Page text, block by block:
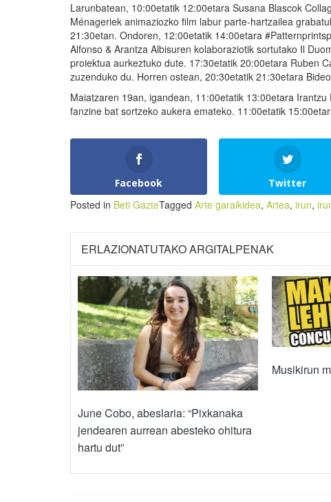
Larunbatean, 10:00etatik 12:00etara Susana Blascok
Ménageriek animaziozko film labur parte-hartzailea
21:30etan. Ondoren, 12:00etatik 14:00etara
Alfonso & Arantza Albisuren kolaboraziotik sortutako Il
proiektua aurkeztuko dute. 17:30etatik 20:00etara Ruben
zuzenduko du. Horren ostean, 20:30etatik 21:30etara
Maiatzaren 19an, igandean, 11:00etatik 13:00etara
fanzine bat sortzeko aukera emateko. 11:00etatik
Facebook Twitter
Posted in Beti GazteTagged Arte garaikidea, Artea, irun,
ERLAZIONATUTAKO ARGITALPENAK
June Cobo, abeslaria: “Pixkanaka
jendearen aurrean abesteko ohitura
hartu dut”
Musikirun